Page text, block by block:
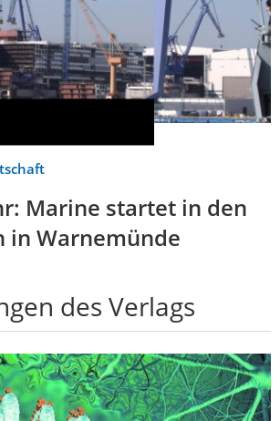
Marine startet in den
in Warnemünde
des Verlags